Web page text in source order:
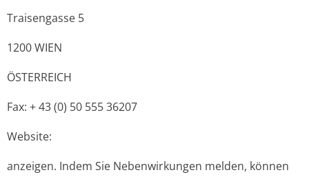
Traisengasse 5
1200 WIEN
ÖSTERREICH
Fax: + 43 (0) 50 555 36207
Website:
anzeigen. Indem Sie Nebenwirkungen melden, können